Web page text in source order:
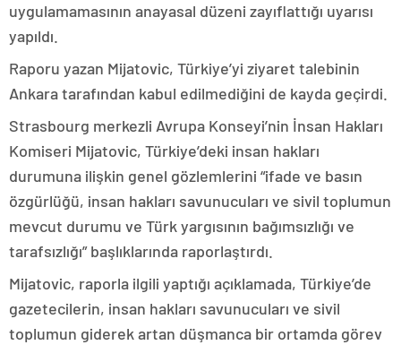
uygulamamasının anayasal düzeni zayıflattığı uyarısı
yapıldı.
Raporu yazan Mijatovic, Türkiye’yi ziyaret talebinin
Ankara tarafından kabul edilmediğini de kayda geçirdi.
Strasbourg merkezli Avrupa Konseyi’nin İnsan Hakları
Komiseri Mijatovic, Türkiye’deki insan hakları
durumuna ilişkin genel gözlemlerini “ifade ve basın
özgürlüğü, insan hakları savunucuları ve sivil toplumun
mevcut durumu ve Türk yargısının bağımsızlığı ve
tarafsızlığı” başlıklarında raporlaştırdı.
Mijatovic, raporla ilgili yaptığı açıklamada, Türkiye’de
gazetecilerin, insan hakları savunucuları ve sivil
toplumun giderek artan düşmanca bir ortamda görev